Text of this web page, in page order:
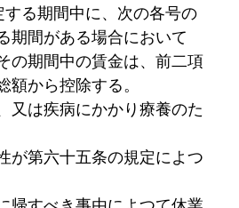
る期間中に、次の各号の
期間がある場合において
の期間中の賃金は、前二項
から控除する。
又は疾病にかかり療養のた
が第六十五条の規定によつ